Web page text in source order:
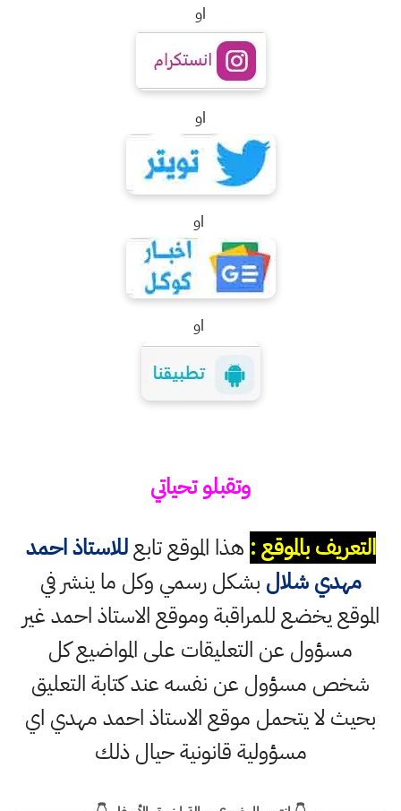
او
او
او
او
وتقبلو تحياتي
التعريف بالموقع : هذا الموقع تابعللاستاذ احمد
مهدي شلال بشكل رسمي وكل ما ينشر في
الموقع يخضع للمراقبة وموقع الاستاذ احمد غير
مسؤول عن التعليقات على المواضيع كل
شخص مسؤول عن نفسه عند كتابة التعليق
بحيث لا يتحمل موقع الاستاذ احمد مهدي اي
مسؤولية قانونية حيال ذلك